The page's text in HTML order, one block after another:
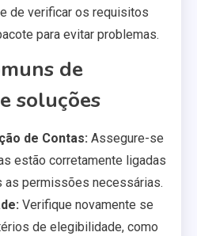
de verificar os requisitos
para evitar problemas.
de
soluções
de Contas: Assegure-se
estão corretamente ligadas
as permissões necessárias.
Verifique novamente se
de elegibilidade, como